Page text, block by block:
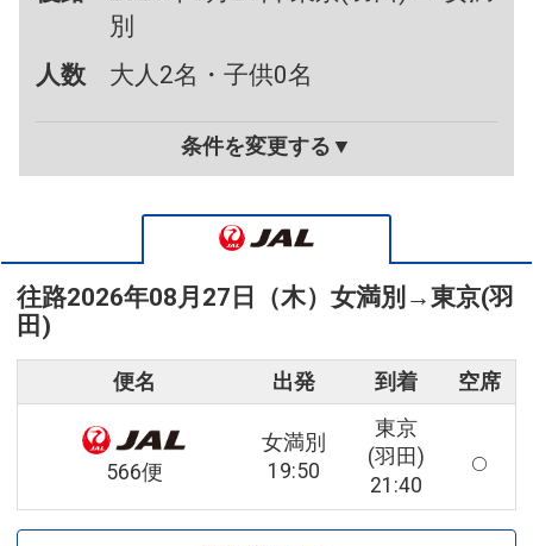
別
人数
大人2名・子供0名
条件を変更する▼
往路2026年08月27日（木） 女満別 →東京(羽
田)
便名 出発 到着 空席
566便
女満別
19:50
東京
(羽田)
21:40